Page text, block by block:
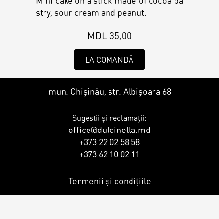
Personalized Desserts
Croissants & muffins
stry, sour cream and peanut.
MDL 35,00
LA COMANDĂ
mun. Chișinău, str. Albișoara 68
Sugestii și reclamații:
office@dulcinella.md
+373 22 02 58 58
+373 62 10 02 11
Termenii și condițiile